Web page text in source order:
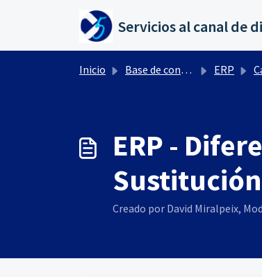
Inicio Base de conocimientos ERP
ERP -
Creado por David Miralpeix,